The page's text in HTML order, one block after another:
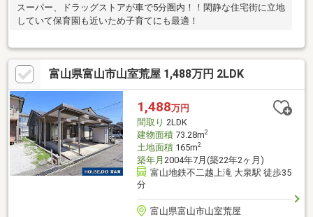
スーパー、ドラッグストアが車で5分圏内！！閑静な住宅街に立地
していて保育園も近いため子育てにも最適！
富山県富山市山室荒屋 1,488万円 2LDK
1,488万円
間取り 2LDK
建物面積73.28m2
土地面積165m2
築年月 2004年7月(築22年2ヶ月)
富山地鉄不二越上滝 大泉駅 徒歩35
分
富山県富山市山室荒屋